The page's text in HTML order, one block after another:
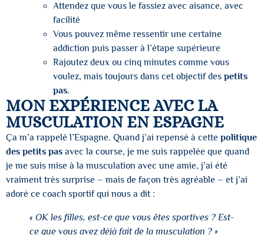
Attendez que vous le fassiez avec aisance, avec
facilité
Vous pouvez même ressentir une certaine
addiction puis passer à l’étape supérieure
Rajoutez deux ou cinq minutes comme vous
voulez, mais toujours dans cet objectif des petits
pas.
MON EXPÉRIENCE AVEC LA
MUSCULATION EN ESPAGNE
Ça m’a rappelé l’Espagne. Quand j’ai repensé à cette politique
des petits pas avec la course, je me suis rappelée que quand
je me suis mise à la musculation avec une amie, j’ai été
vraiment très surprise – mais de façon très agréable – et j’ai
adoré ce coach sportif qui nous a dit :
« OK les filles, est-ce que vous êtes sportives ? Est-
ce que vous avez déjà fait de la musculation ? »